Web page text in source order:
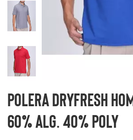
Polera Dryfresh
60% alg. 40% poly